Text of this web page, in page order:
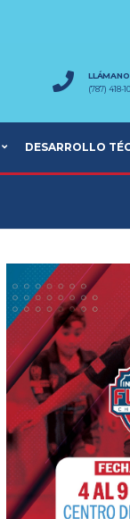
(787) 418-
DESARROLLO